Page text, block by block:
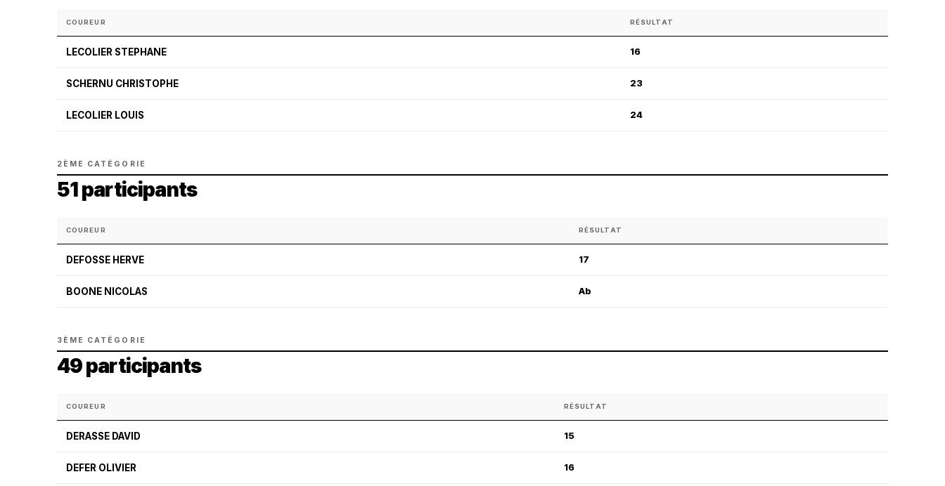
COUREUR RÉSULTAT
LECOLIER STEPHANE 16
SCHERNU CHRISTOPHE 23
LECOLIER LOUIS 24
2ÈME CATÉGORIE
51 participants
COUREUR RÉSULTAT
DEFOSSE HERVE 17
BOONE NICOLAS Ab
3ÈME CATÉGORIE
49 participants
COUREUR RÉSULTAT
DERASSE DAVID 15
DEFER OLIVIER 16